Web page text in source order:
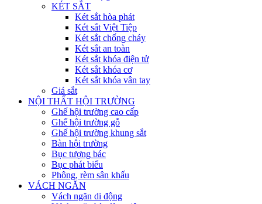
KÉT SẮT
Két sắt hòa phát
Két sắt Việt Tiệp
Két sắt chống cháy
Két sắt an toàn
Két sắt khóa điện tử
Két sắt khóa cơ
Két sắt khóa vân tay
Giá sắt
NỘI THẤT HỘI TRƯỜNG
Ghế hội trường cao cấp
Ghế hội trường gỗ
Ghế hội trường khung sắt
Bàn hội trường
Bục tượng bác
Bục phát biểu
Phông, rèm sân khấu
VÁCH NGĂN
Vách ngăn di động